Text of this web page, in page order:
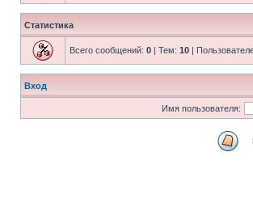
Статистика
Всего сообщений: 0 | Тем: 10 |
Вход
Имя пользователя: